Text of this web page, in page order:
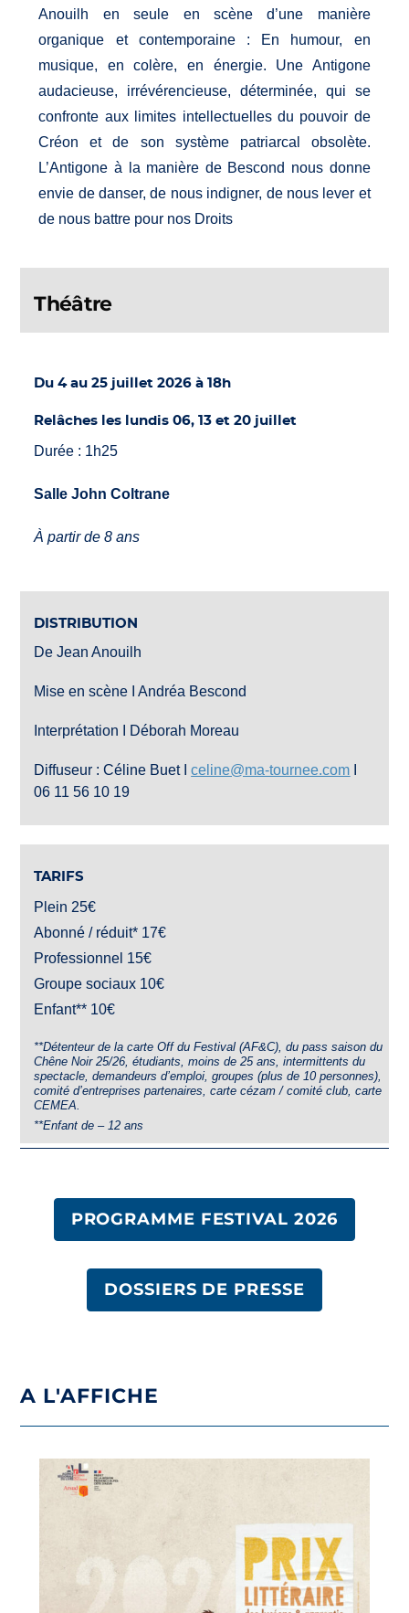
Anouilh en seule en scène d’une manière
organique et contemporaine : En humour, en
musique, en colère, en énergie. Une Antigone
audacieuse, irrévérencieuse, déterminée, qui se
confronte aux limites intellectuelles du pouvoir de
Créon et de son système patriarcal obsolète.
L’Antigone à la manière de Bescond nous donne
envie de danser, de nous indigner, de nous lever et
de nous battre pour nos Droits
Théâtre
Du 4 au 25 juillet 2026 à 18h
Relâches les lundis 06, 13 et 20 juillet
Durée : 1h25
Salle John Coltrane
À partir de 8 ans
DISTRIBUTION
De Jean Anouilh
Mise en scène I Andréa Bescond
Interprétation I Déborah Moreau
Diffuseur : Céline Buet Iceline@ma-tournee.com
06 11 56 10 19
TARIFS
Plein 25€
Abonné / réduit* 17€
Professionnel 15€
Groupe sociaux 10€
Enfant** 10€
**Détenteur de la carte Off du Festival (AF&C), du pass saison du
Chêne Noir 25/26, étudiants, moins de 25 ans, intermittents du
spectacle, demandeurs d’emploi, groupes (plus de 10 personnes),
comité d’entreprises partenaires, carte cézam / comité club, carte
CEMEA.
**Enfant de – 12 ans
PROGRAMME FESTIVAL 2026
DOSSIERS DE PRESSE
A L'AFFICHE